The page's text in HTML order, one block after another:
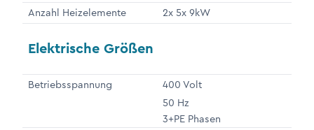
Anzahl Heizelemente
2x 5x 9kW
Elektrische Größen
Betriebsspannung
400 Volt
50 Hz
3+PE Phasen